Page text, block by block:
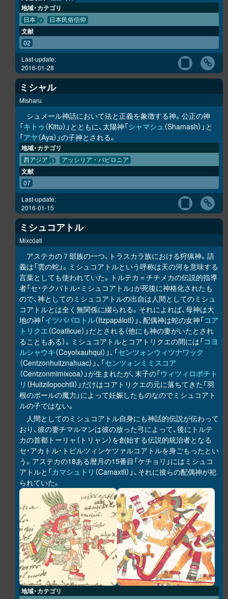
地域・カテゴリ
日本 日本民俗信仰
文献
02
Last-update:
2016-01-28
ミシャル
Misharu
シュメール神話において法と正義を象徴する神。公正の神
「キトゥ （Kittu）」とともに、太陽神「シャマシュ（Shamash）」と
「アヤ（Aya）」の子神とされる。
地域・カテゴリ
西アジア アッシリア・バビロニア
文献
07
Last-update:
2016-01-15
ミシュコアトル
Mixcóatl
アステカの７部族の一つ、トラスカラ族における狩猟神。語
義は「雲の蛇」。ミシュコアトルという呼称は天の河を意味する
言葉としても使われていた。トルテカ＝チチメカの伝説的指導
者「セ・テクパトル・ミシュコアトル」が死後に神格化されたも
ので、神としてのミシュコアトルの出自は人間としてのミシュ
コアトルとは全く無関係に綴られる。それによれば、母神は大
地の神「イツパパロトル（Itzpapálotl）」、配偶神は蛇の女神「コア
トリクエ（Coatlicue）」だとされる（他にも神の妻がいたとされ
ることもある）。ミシュコアトルとコアトリクエの間には「コヨ
ルシャウキ（Coyolxauhqui）」、「センツォンウィツナワック
（Centzonhuitznahuac）」、「センツォンミミスコア
（Centzonmimixcoa）」が生まれたが、末子の「ウィツィロポチト
リ （Huitzilopochtli）」だけはコアトリクエの元に落ちてきた「羽
根のボールの魔力」によって妊娠したものなのでミシュコアト
ルの子ではない。
人間としてのミシュコアトル自身にも神話的伝説が伝わって
おり、彼の妻チマルマンは彼の放った弓によって、後にトルテ
カの首都トーリャ（トリャン）を創始する伝説的統治者となる
セ・アカトル・トピルツィンケツァルコアトルを身ごもったとい
う。アステカの18ある暦月の15番目「ケチョリ」にはミシュコ
アトルと「カマシュトリ （Camaxtli）」、それに彼らの配偶神が祀
られていた。
地域・カテゴリ